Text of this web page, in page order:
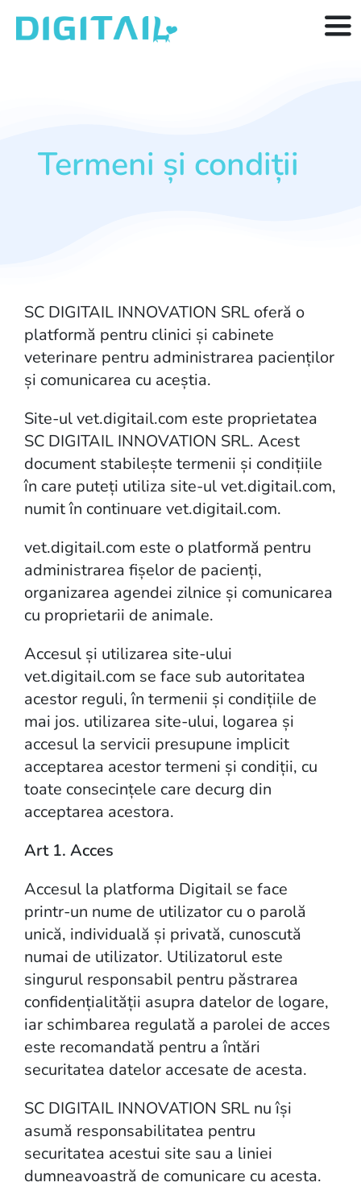
Prețuri
Termeni și condiții
SC DIGITAIL INNOVATION SRL oferă o
platformă pentru clinici și cabinete
veterinare pentru administrarea pacienților
și comunicarea cu aceștia.
Site-ul vet.digitail.com este proprietatea
SC DIGITAIL INNOVATION SRL. Acest
document stabilește termenii și condițiile
în care puteți utiliza site-ul vet.digitail.com,
numit în continuare vet.digitail.com.
vet.digitail.com este o platformă pentru
administrarea fișelor de pacienți,
organizarea agendei zilnice și comunicarea
cu proprietarii de animale.
Accesul și utilizarea site-ului
vet.digitail.com se face sub autoritatea
acestor reguli, în termenii și condițiile de
mai jos. utilizarea site-ului, logarea și
accesul la servicii presupune implicit
acceptarea acestor termeni și condiții, cu
toate consecințele care decurg din
acceptarea acestora.
Art 1. Acces
Accesul la platforma Digitail se face
printr-un nume de utilizator cu o parolă
unică, individuală și privată, cunoscută
numai de utilizator. Utilizatorul este
singurul responsabil pentru păstrarea
confidențialității asupra datelor de logare,
iar schimbarea regulată a parolei de acces
este recomandată pentru a întări
securitatea datelor accesate de acesta.
SC DIGITAIL INNOVATION SRL nu își
asumă responsabilitatea pentru
securitatea acestui site sau a liniei
dumneavoastră de comunicare cu acesta.